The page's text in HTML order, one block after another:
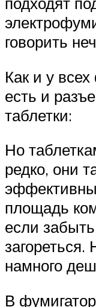
говорить
Как и у
есть и
таблетки:
Но
редко, они
площадь
если
намного
В